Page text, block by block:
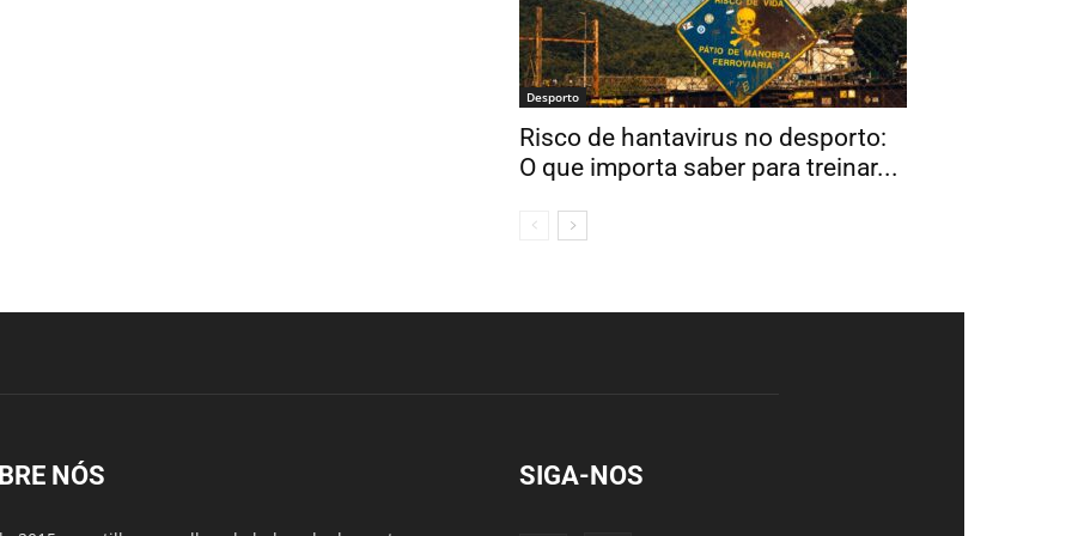
Desporto
Risco de hantavirus no desporto:
O que importa saber para treinar...
NÓS SIGA-NOS